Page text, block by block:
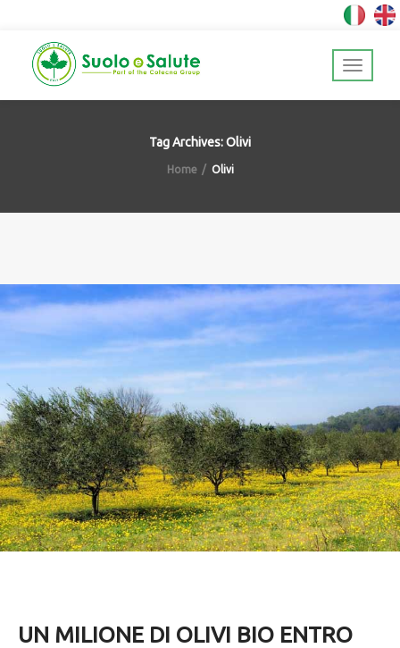
Tag Archives: Olivi
Home Olivi
UN MILIONE DI OLIVI BIO ENTRO